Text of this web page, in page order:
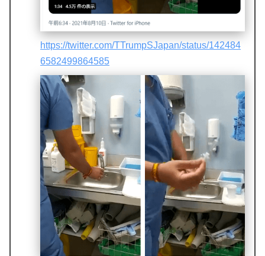
https://twitter.com/TTrumpSJapan/status/142484
6582499864585